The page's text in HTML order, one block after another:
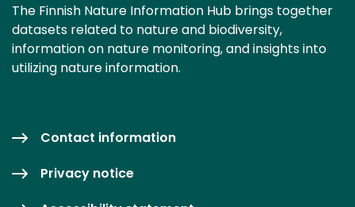
The Finnish Nature Information Hub brings together
datasets related to nature and biodiversity,
information on nature monitoring, and insights into
utilizing nature information.
Contact information
Privacy notice